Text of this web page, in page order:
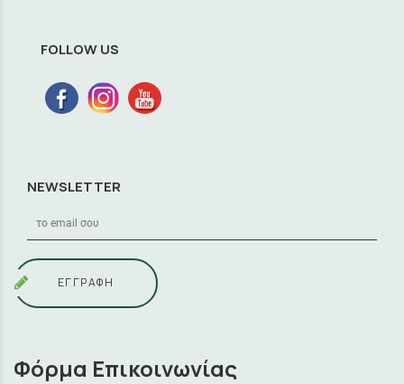
FOLLOW US
NEWSLETTER
ΕΓΓΡΑΦΗ
Φόρμα Επικοινωνίας